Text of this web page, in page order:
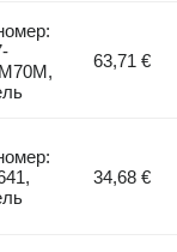
63,71 €
34,68 €